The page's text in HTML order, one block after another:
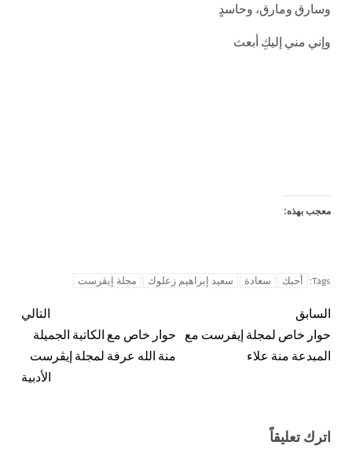
وسارق ومارق، وحاسدٍ
وإني مني إليكِ أبعث
معجب بهذه:
Tags: أحبك سعادة سعيد إبراهيم زعلوك مجلة إيڤرست
السابق
حوار خاص لمجلة إيفرست مع
المبدعة منة علاء
التالي
حوار خاص مع الكاتبة الجميلة
منة الله عرفة لمجلة إيڤرست
الأدبية
اترك تعليقاً